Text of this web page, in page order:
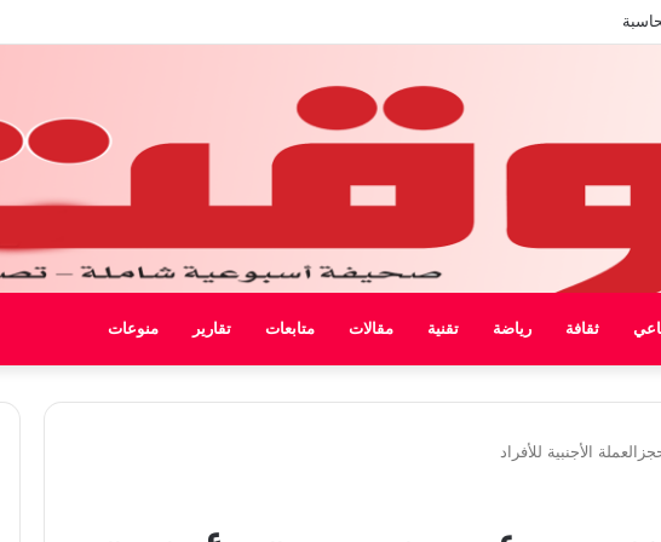
الوطنى العام لعمال ليبيا
ثقافة رياضة تقنية مقالات متابعات تقارير منوعات
الأجنبية للأفراد